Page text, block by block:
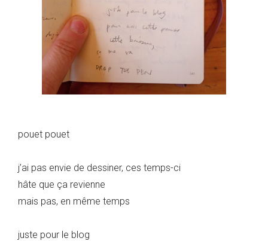
pouet pouet
j’ai pas envie de dessiner, ces temps-ci
hâte que ça revienne
mais pas, en même temps
juste pour le blog